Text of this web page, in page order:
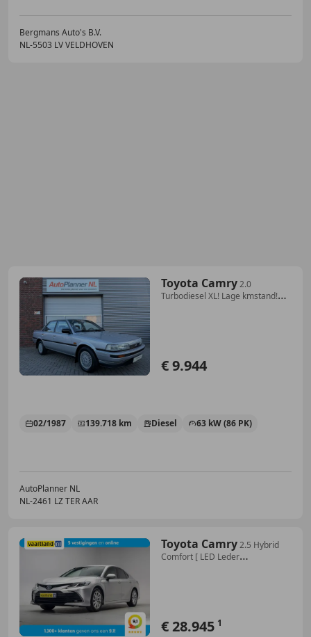
Bergmans Auto's B.V.
NL-5503 LV VELDHOVEN
Toyota Camry2.0
Turbodiesel XL! Lage kmstand!
€ 9.944
02/1987 139.718 km Diesel 63 kW (86 PK)
AutoPlanner NL
NL-2461 LZ TER AAR
Toyota Camry2.5 Hybrid
Comfort [ LED Leder
€ 28.945 1